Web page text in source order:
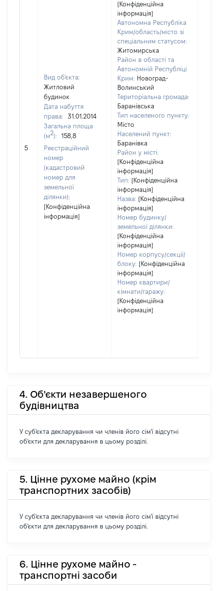
5
Вид об'єкта:
Житловий
будинок
Дата набуття
права:
31.01.2014
Загальна площа
(м2):
158,8
Реєстраційний
номер
(кадастровий
номер для
земельної
ділянки):
[Конфіденційна
інформація]
[Конфіденційна
інформація]
Автономна Республіка
Крим/область/місто зі
спеціальним статусом:
Житомирська
Район в області та
Автономній Республіці
Крим: Новоград-
Волинський
Територіальна громада:
Баранівська
Тип населеного пункту:
Місто
Населений пункт:
Баранівка
Район у місті:
[Конфіденційна
інформація]
Тип: [Конфіденційна
інформація]
Назва: [Конфіденційна
інформація]
Номер будинку/
земельної ділянки:
[Конфіденційна
інформація]
Номер корпусу/секції/
блоку: [Конфіденційна
інформація]
Номер квартири/
кімнати/гаражу:
[Конфіденційна
інформація]
4. Об'єкти незавершеного
будівництва
У суб'єкта декларування чи членів його сім'ї відсутні
об'єкти для декларування в цьому розділі.
5. Цінне рухоме майно (крім
транспортних засобів)
У суб'єкта декларування чи членів його сім'ї відсутні
об'єкти для декларування в цьому розділі.
6. Цінне рухоме майно -
транспортні засоби